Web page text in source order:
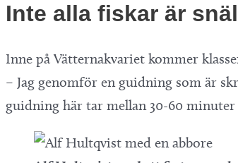
Inte alla fiskar är
Inne på Vätternakvariet kommer
– Jag genomför en guidning som är
guidning här tar mellan 30-60